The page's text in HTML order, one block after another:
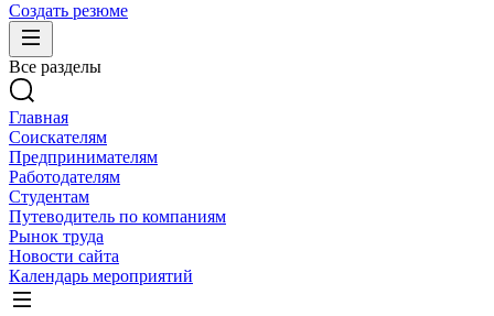
Создать резюме
Все разделы
Главная
Соискателям
Предпринимателям
Работодателям
Студентам
Путеводитель по компаниям
Рынок труда
Новости сайта
Календарь мероприятий